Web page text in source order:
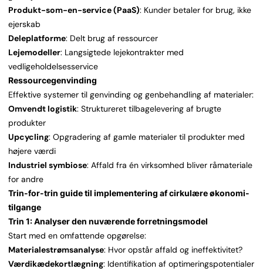
Produkt-som-en-service (PaaS): Kunder betaler for brug, ikke
ejerskab
Deleplatforme: Delt brug af ressourcer
Lejemodeller: Langsigtede lejekontrakter med
vedligeholdelsesservice
Ressourcegenvinding
Effektive systemer til genvinding og genbehandling af materialer:
Omvendt logistik: Struktureret tilbagelevering af brugte
produkter
Upcycling: Opgradering af gamle materialer til produkter med
højere værdi
Industriel symbiose: Affald fra én virksomhed bliver råmateriale
for andre
Trin-for-trin guide til implementering af cirkulære økonomi-
tilgange
Trin 1: Analyser den nuværende forretningsmodel
Start med en omfattende opgørelse:
Materialestrømsanalyse: Hvor opstår affald og ineffektivitet?
Værdikædekortlægning: Identifikation af optimeringspotentialer